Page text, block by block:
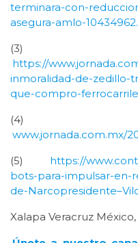
terminara-con-
asegura-amlo-
(3)
https://
inmoralidad-de-zedillo-
que-compro-
www.jornada.com.mx/
(5)
https://
bots-para-impulsar-en-
de-
Xalapa Veracruz